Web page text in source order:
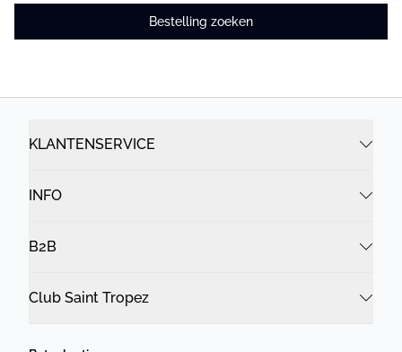
Bestelling zoeken
KLANTENSERVICE
INFO
B2B
Club Saint Tropez